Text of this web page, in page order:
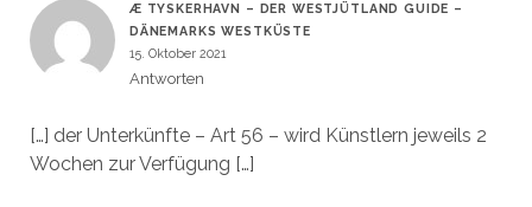
Æ TYSKERHAVN – DER WESTJÜTLAND GUIDE –
DÄNEMARKS WESTKÜSTE
15. Oktober 2021
Antworten
[…] der Unterkünfte – Art 56 – wird Künstlern jeweils 2
Wochen zur Verfügung […]